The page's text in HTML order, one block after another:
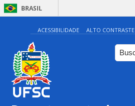
BRASIL
ACESSIBILIDADE ALTO CONTRASTE